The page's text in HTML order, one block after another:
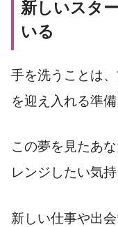
新しいスタ
いる
手を洗うことは
を迎え入れる準
この夢を見たあ
レンジしたい気
新しい仕事や出